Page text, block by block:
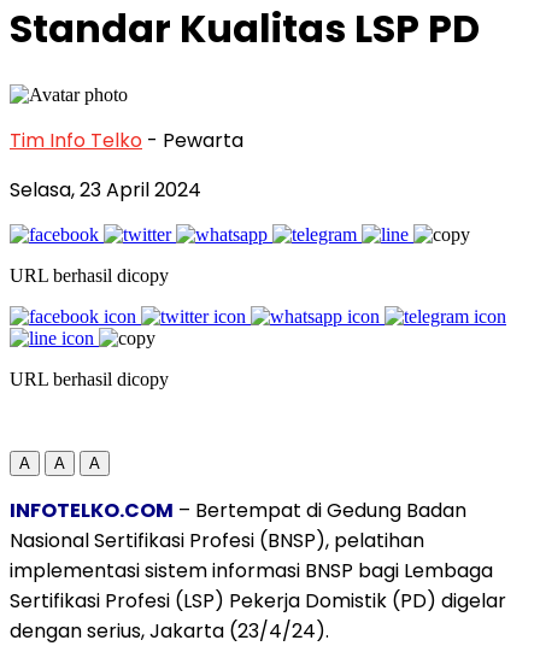
Standar Kualitas LSP PD
Tim Info Telko - Pewarta
Selasa, 23 April 2024
URL berhasil dicopy
URL berhasil dicopy
A A A
INFOTELKO.COM – Bertempat di Gedung Badan
Nasional Sertifikasi Profesi (BNSP), pelatihan
implementasi sistem informasi BNSP bagi Lembaga
Sertifikasi Profesi (LSP) Pekerja Domistik (PD) digelar
dengan serius, Jakarta (23/4/24).